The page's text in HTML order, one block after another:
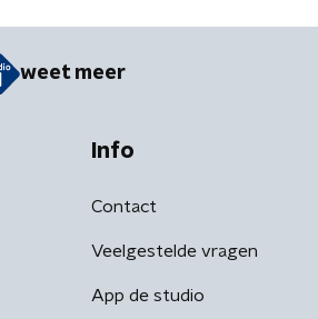
weet meer
Info
Contact
Veelgestelde vragen
App de studio